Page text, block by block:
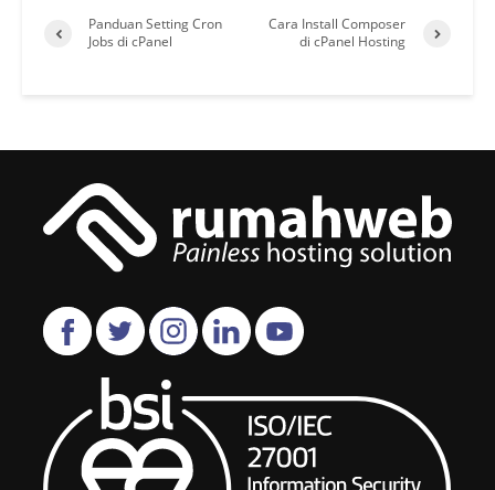
Panduan Setting Cron
Jobs di cPanel
Cara Install Composer
di cPanel Hosting